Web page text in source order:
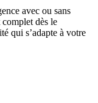
avec ou sans
dès le
qui s’adapte à votre